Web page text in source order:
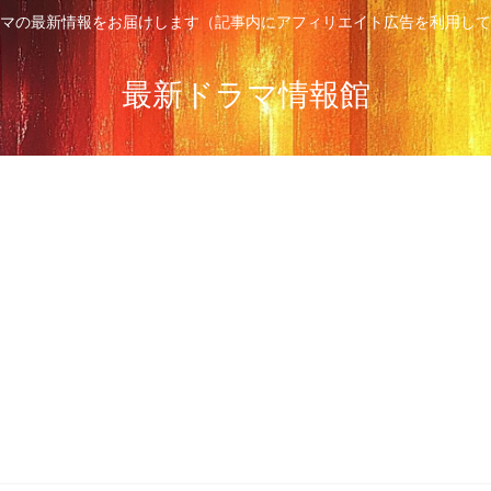
の最新情報をお届けします（記事内にアフィリエイト広告を利用し
最新ドラマ情報館